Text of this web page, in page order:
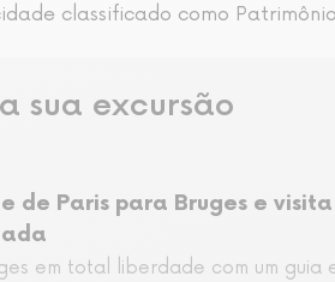
classificado como
sua excursão
de Paris para Bruges e visita
em total liberdade com um guia